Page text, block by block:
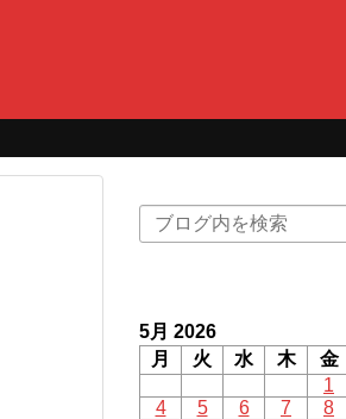
5月 2026
月
火 水 木 金
1
4
5 6 7 8